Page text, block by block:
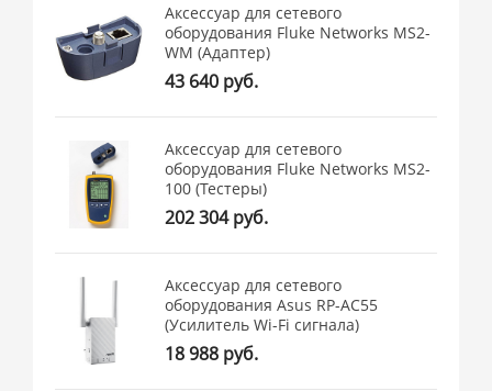
Аксессуар для сетевого
оборудования Fluke Networks MS2-
WM (Адаптер)
43 640 руб.
Аксессуар для сетевого
оборудования Fluke Networks MS2-
100 (Тестеры)
202 304 руб.
Аксессуар для сетевого
оборудования Asus RP-AC55
(Усилитель Wi-Fi сигнала)
18 988 руб.